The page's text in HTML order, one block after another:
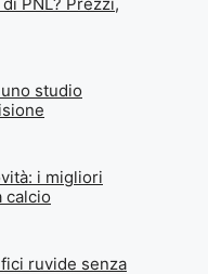
studio
i migliori
calcio
ruvide senza